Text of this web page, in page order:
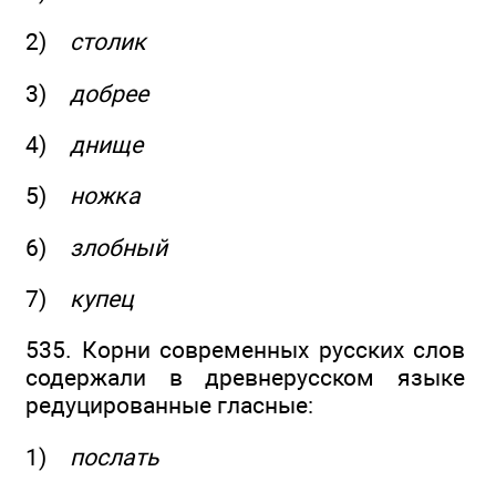
2) столик
3) добрее
4) днище
5) ножка
6) злобный
7) купец
535. Корни современных русских слов
содержали в древнерусском языке
редуцированные гласные:
1) послать